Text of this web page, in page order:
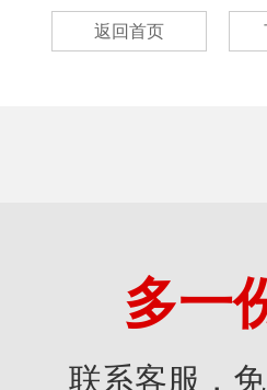
返回首页
多一
联系客服，